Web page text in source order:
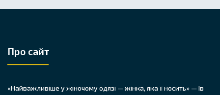
Про сайт
«Найважливіше у жіночому одязі — жінка, яка її носить» — Ів